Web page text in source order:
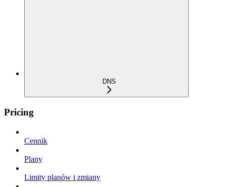
DNS
Pricing
Cennik
Plany
Limity planów i zmiany